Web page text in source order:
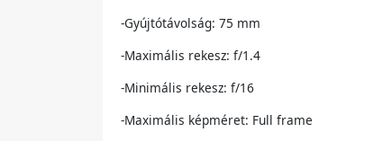
-Gyújtótávolság: 75 mm
-Maximális rekesz: f/1.4
-Minimális rekesz: f/16
-Maximális képméret: Full frame